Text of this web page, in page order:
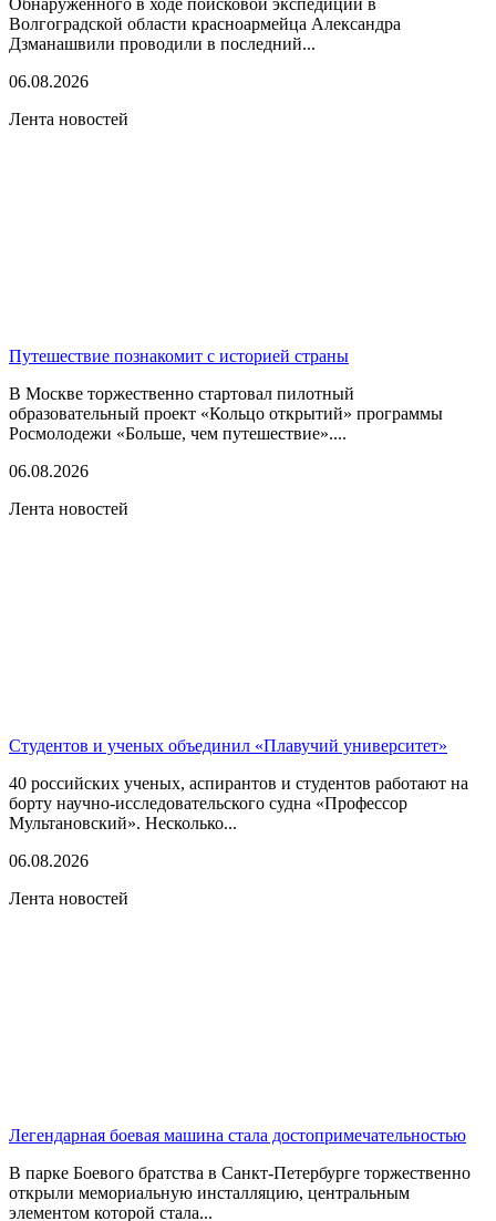
Волгоградской области красноармейца Александра
Дзманашвили проводили в последний...
06.08.2026
Лента новостей
Путешествие познакомит с историей страны
В Москве торжественно стартовал пилотный
образовательный проект «Кольцо открытий» программы
Росмолодежи «Больше, чем путешествие»....
06.08.2026
Лента новостей
Студентов и ученых объединил «Плавучий университет»
40 российских ученых, аспирантов и студентов работают на
борту научно-исследовательского судна «Профессор
Мультановский». Несколько...
06.08.2026
Лента новостей
Легендарная боевая машина стала достопримечательностью
В парке Боевого братства в Санкт-Петербурге торжественно
открыли мемориальную инсталляцию, центральным
элементом которой стала...